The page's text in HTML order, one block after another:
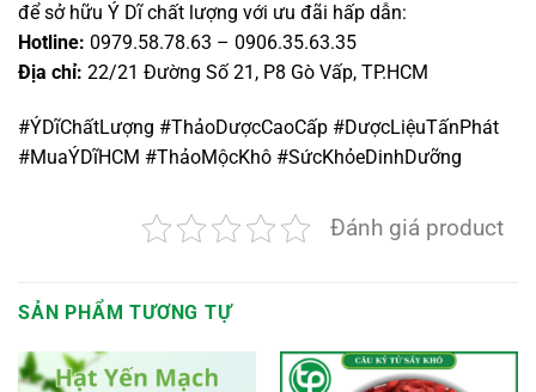
để sở hữu Ý Dĩ chất lượng với ưu đãi hấp dẫn:
Hotline: 0979.58.78.63 – 0906.35.63.35
Địa chỉ: 22/21 Đường Số 21, P8 Gò Vấp, TP.HCM
#ÝDĩChấtLượng #ThảoDượcCaoCấp #DượcLiệuTấnPhát
#MuaÝDĩHCM #ThảoMộcKhô #SứcKhỏeDinhDưỡng
Đánh giá product
SẢN PHẨM TƯƠNG TỰ